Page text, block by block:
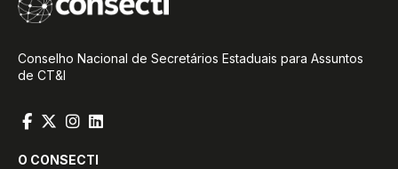
Conselho Nacional de Secretários Estaduais para Assuntos
de CT&I
O CONSECTI